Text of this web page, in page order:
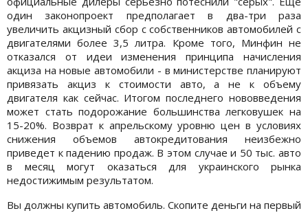
один законопроект предполагает в два-три раза
увеличить акцизный сбор с собственников автомобилей с
двигателями более 3,5 литра. Кроме того, Минфин не
отказался от идеи изменения принципа начисления
акциза на новые автомобили - в министерстве планируют
привязать акциз к стоимости авто, а не к объему
двигателя как сейчас. Итогом последнего нововведения
может стать подорожание большинства легковушек на
15-20%. Возврат к апрельскому уровню цен в условиях
снижения объемов автокредитования неизбежно
приведет к падению продаж. В этом случае и 50 тыс. авто
в месяц могут оказаться для украинского рынка
недостижимым результатом.
Вы должны купить автомобиль. Скопите деньги на первый